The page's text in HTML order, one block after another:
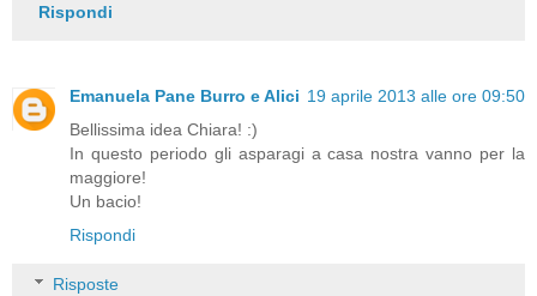
Rispondi
Emanuela Pane Burro e Alici 19 aprile 2013 alle ore 09:50
Bellissima idea Chiara! :)
In questo periodo gli asparagi a casa nostra vanno per la
maggiore!
Un bacio!
Rispondi
Risposte